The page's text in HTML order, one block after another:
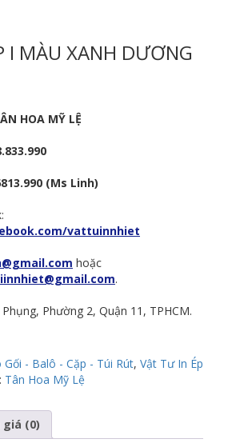
I MÀU XANH DƯƠNG
HOA MỸ LỆ
(Ms Linh)
vattuinnhiet
hoặc
.
Phường 2, Quận 11, TPHCM.
Gối - Balô - Cặp - Túi Rút, Vật Tư In Ép
Tân Hoa Mỹ Lệ
(0)